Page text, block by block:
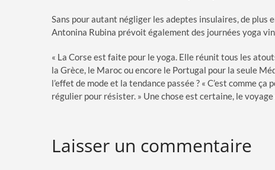
Sans pour autant négliger les adeptes insulaires, de plus
Antonina Rubina prévoit également des journées yoga
« La Corse est faite pour le yoga. Elle réunit tous les
la Grèce, le Maroc ou encore le Portugal pour la seule
l’effet de mode et la tendance passée ? « C’est comme
régulier pour résister. » Une chose est certaine, le voyage
Laisser un commentaire